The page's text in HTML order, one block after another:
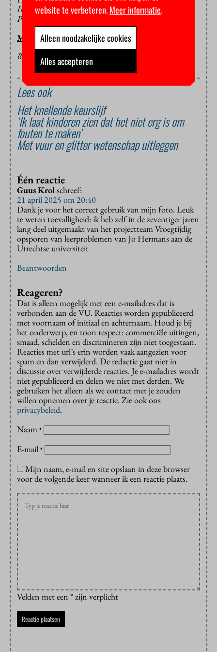
International Journal of Environmental Research and
Public Health
MARIEKE KOLKMAN
BEELD: GUUS KROL (FLICKR)
Lees ook
Het knellende keurslijf
‘Ik laat kinderen zien dat het niet erg is om
fouten te maken’
Met vuur en glitter wetenschap uitleggen
Één reactie
Guus Krolschreef:
21 april 2025 om 20:40
Dank je voor het correct gebruik van mijn foto. Leuk
te weten toevalligheid: ik heb zelf in de zeventiger jaren
lang deel uitgemaakt van het projectteam Vroegtijdig
opsporen van leerproblemen van Jo Hermans aan de
Utrechtse universiteit
Beantwoorden
Reageren?
Dat is alleen mogelijk met een e-mailadres dat is
verbonden aan de VU. Reacties worden gepubliceerd
met voornaam of initiaal en achternaam. Houd je bij
het onderwerp, en toon respect: commerciële uitingen,
smaad, schelden en discrimineren zijn niet toegestaan.
Reacties met url’s erin worden vaak aangezien voor
spam en dan verwijderd. De redactie gaat niet in
discussie over verwijderde reacties. Je e-mailadres wordt
niet gepubliceerd en delen we niet met derden. We
gebruiken het alleen als we contact met je zouden
willen opnemen over je reactie. Zie ook ons
privacybeleid.
Naam *
E-mail *
Mijn naam, e-mail en site opslaan in deze browser
voor de volgende keer wanneer ik een reactie plaats.
Velden met een * zijn verplicht
website te verbeteren.Meer informatie.
Alleen noodzakelijke cookies
Alles accepteren